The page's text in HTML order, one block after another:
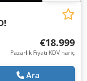
€18.999
Pazarlık Fiyatı KDV hariç
Ara